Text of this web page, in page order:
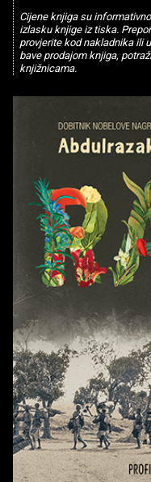
Cijene knjiga su
izlasku knjige iz tiska.
provjerite kod nakladnika ili
bave prodajom knjiga,
knjižnicama.